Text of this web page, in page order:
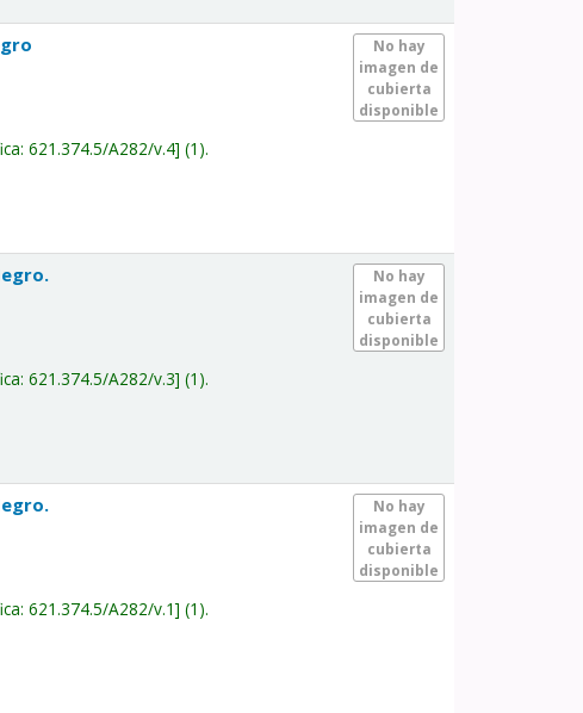
No hay
imagen de
cubierta
disponible
621.374.5/A282/v.4 (1).
No hay
imagen de
cubierta
disponible
621.374.5/A282/v.3 (1).
No hay
imagen de
cubierta
disponible
621.374.5/A282/v.1 (1).